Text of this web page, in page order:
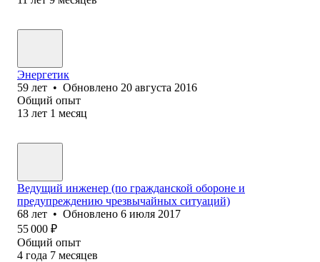
Энергетик
59 лет • Обновлено 20 августа 2016
Общий опыт
13 лет 1 месяц
Ведущий инженер (по гражданской обороне и
предупреждению чрезвычайных ситуаций)
68 лет • Обновлено 6 июля 2017
55 000 ₽
Общий опыт
4 года 7 месяцев